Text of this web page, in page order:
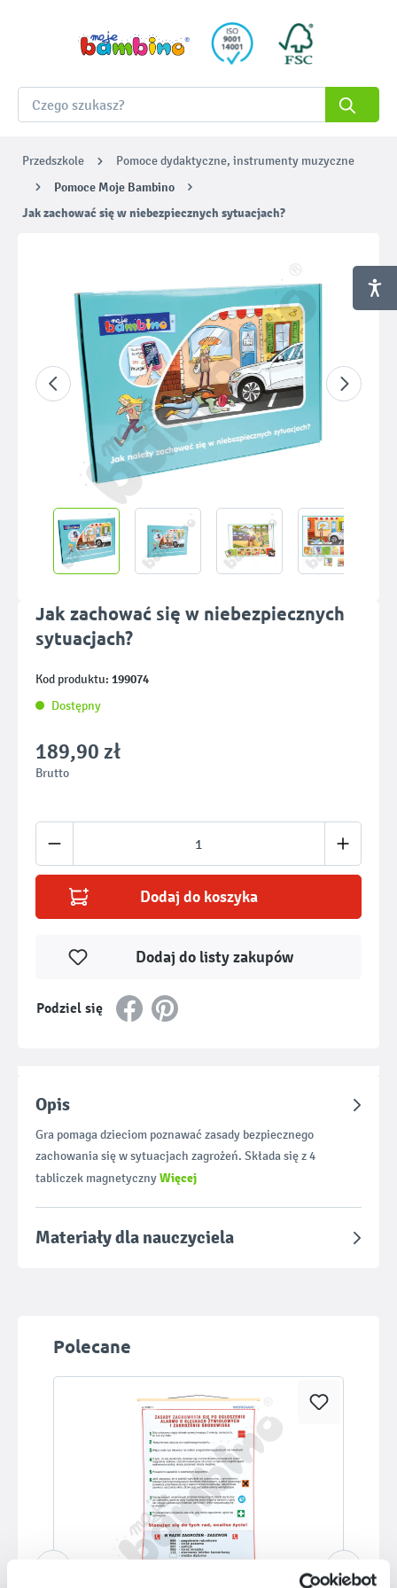
Przedszkole Pomoce dydaktyczne, instrumenty muzyczne
Pomoce Moje Bambino
Jak zachować się w niebezpiecznych sytuacjach?
Jak zachować się w niebezpiecznych
sytuacjach?
Kod produktu: 199074
Dostępny
189,90 zł
Brutto
Ilość produktu: Wprowadź żądaną ilość
Dodaj do koszyka
Podziel się
Dodaj do listy zakupów
Opis
Gra pomaga dzieciom poznawać zasady bezpiecznego
zachowania się w sytuacjach zagrożeń. Składa się z 4
tabliczek magnetycznyWięcej
Materiały dla nauczyciela
Pomiń galerię produktów
Polecane